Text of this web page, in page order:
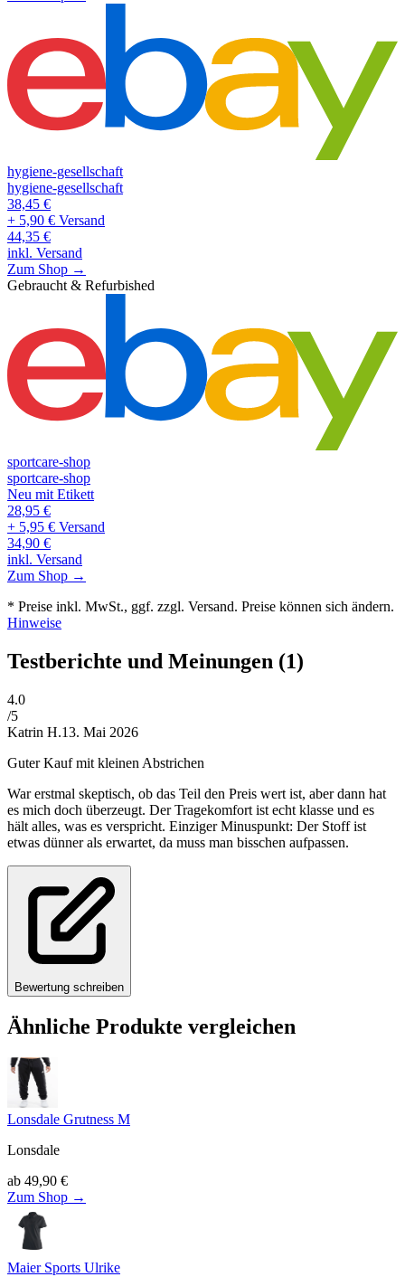
hygiene-gesellschaft
hygiene-gesellschaft
38,45 €
+ 5,90 € Versand
44,35 €
inkl. Versand
Zum Shop →
Gebraucht & Refurbished
sportcare-shop
sportcare-shop
Neu mit Etikett
28,95 €
+ 5,95 € Versand
34,90 €
inkl. Versand
Zum Shop →
* Preise inkl. MwSt., ggf. zzgl. Versand. Preise können sich ändern.
Hinweise
Testberichte und Meinungen (1)
4.0
/5
Katrin H.13. Mai 2026
Guter Kauf mit kleinen Abstrichen
War erstmal skeptisch, ob das Teil den Preis wert ist, aber dann hat
es mich doch überzeugt. Der Tragekomfort ist echt klasse und es
hält alles, was es verspricht. Einziger Minuspunkt: Der Stoff ist
etwas dünner als erwartet, da muss man bisschen aufpassen.
Bewertung schreiben
Ähnliche Produkte vergleichen
Lonsdale Grutness M
Lonsdale
ab 49,90 €
Zum Shop →
Maier Sports Ulrike